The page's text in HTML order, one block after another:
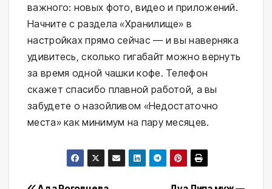
важного: новых фото, видео и приложений.
Начните с раздела «Хранилище» в
настройках прямо сейчас — и вы наверняка
удивитесь, сколько гигабайт можно вернуть
за время одной чашки кофе. Телефон
скажет спасибо плавной работой, а вы
забудете о назойливом «Недостаточно
места» как минимум на пару месяцев.